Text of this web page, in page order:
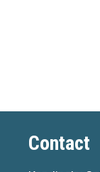
Contact